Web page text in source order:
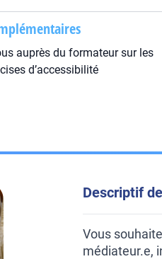
auprès du formateur sur les
d’accessibilité
Descriptif
Vous
médiateur.e,